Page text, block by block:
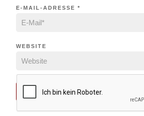
E-MAIL-ADRESSE *
WEBSITE